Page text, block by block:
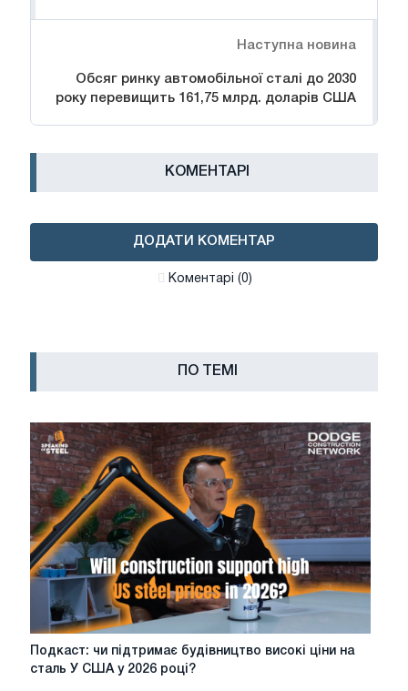
Наступна новина
Обсяг ринку автомобільної сталі до 2030
року перевищить 161,75 млрд. доларів США
КОМЕНТАРІ
ДОДАТИ КОМЕНТАР
Коментарі (0)
ПО ТЕМІ
Подкаст:
Подкаст: чи підтримає будівництво високі ціни на
сталь У США у 2026 році?